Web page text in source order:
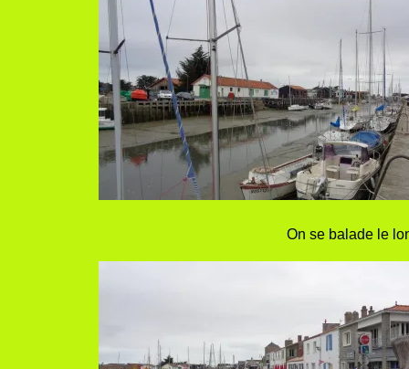
On se balade le